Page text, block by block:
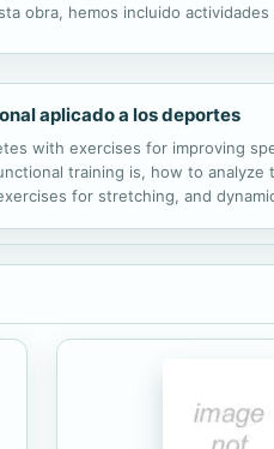
obra, hemos incluido
aplicado a los deportes
with exercises for improving
training is, how to
for stretching, and